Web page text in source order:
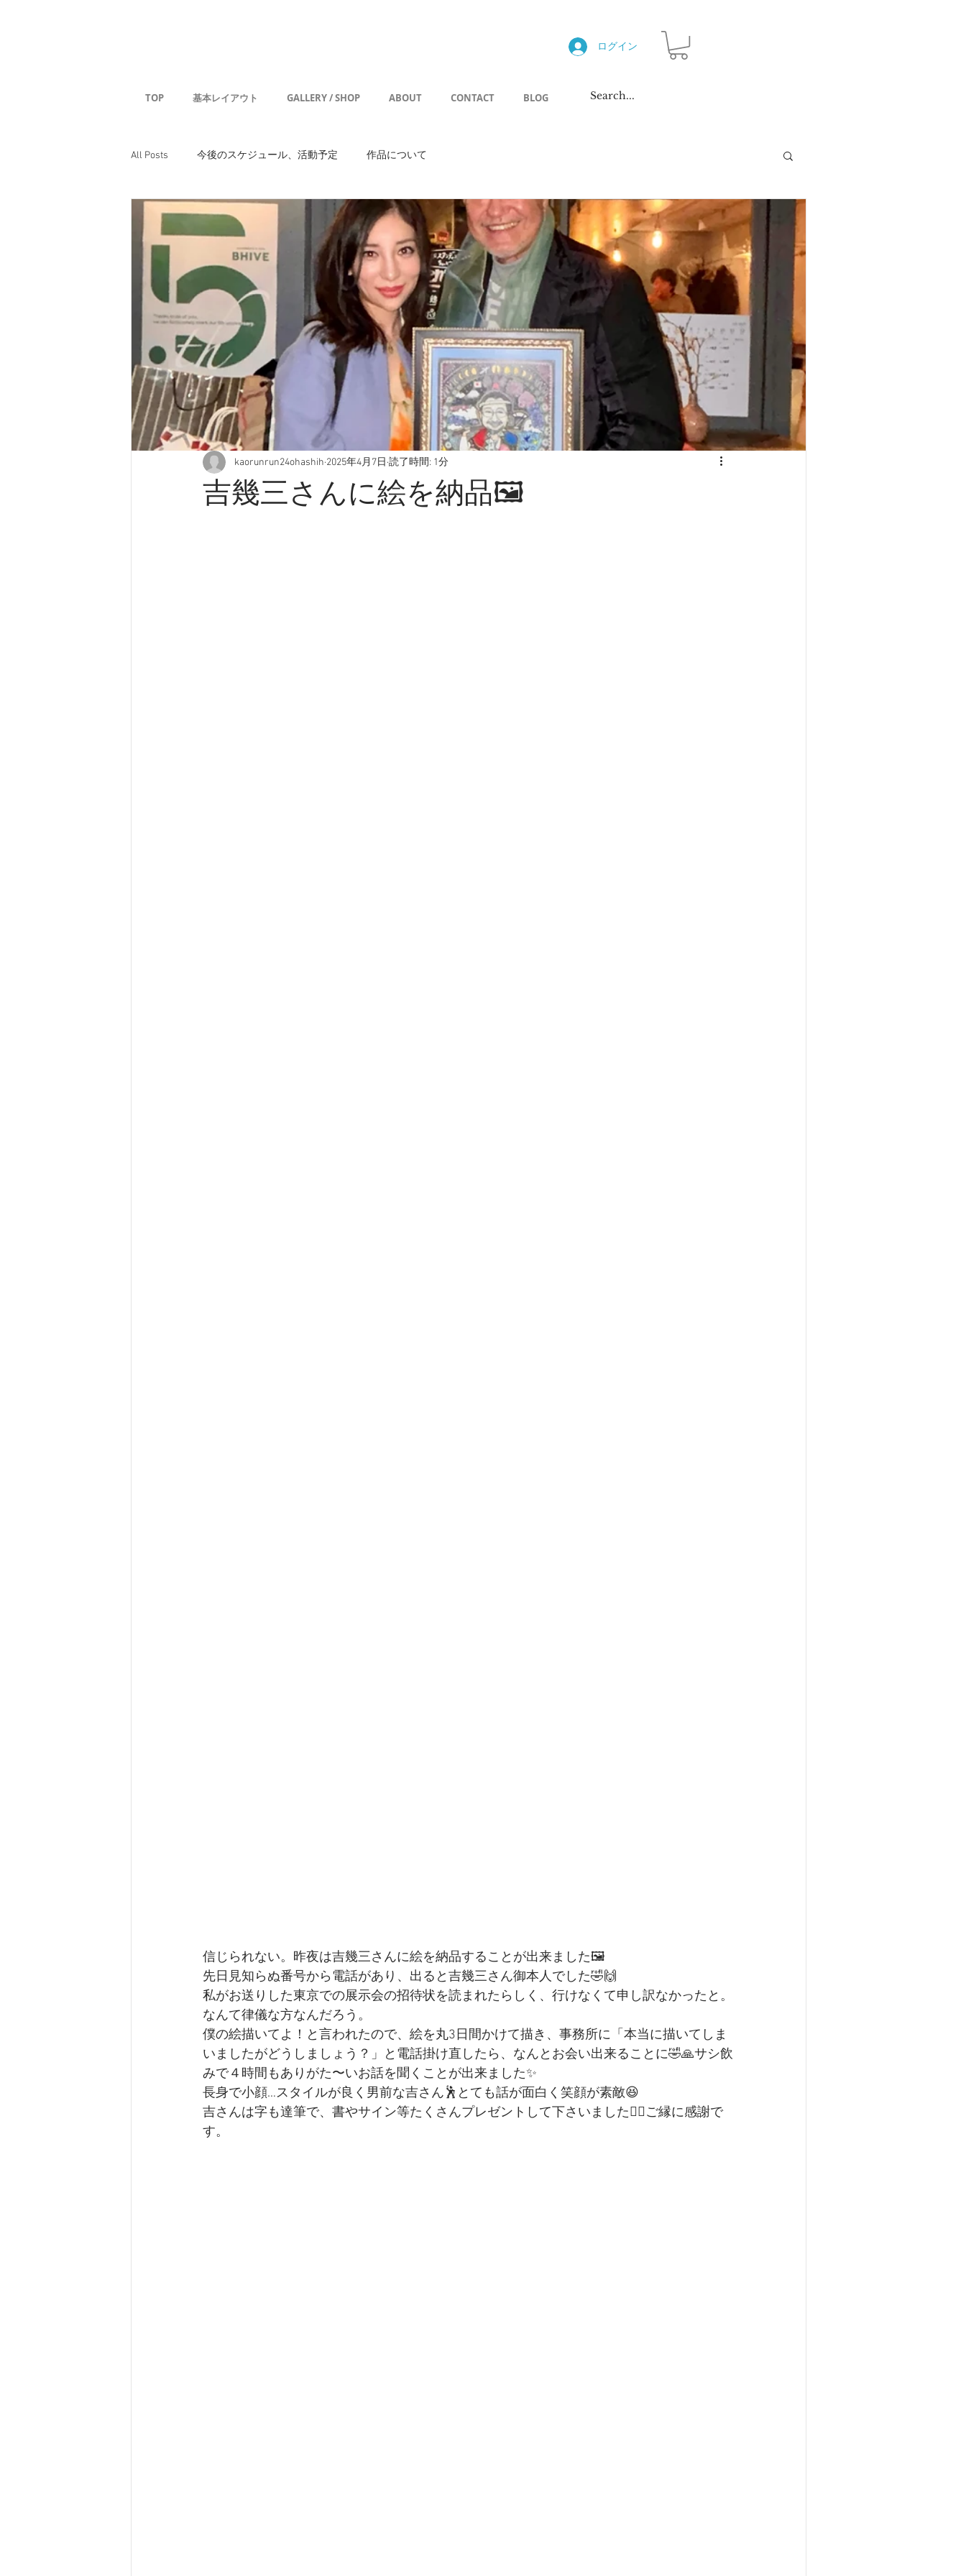
ログイン
TOP 基本レイアウト GALLERY / SHOP ABOUT CONTACT BLOG
All Posts 今後のスケジュール、活動予定 作品について
吉幾三さんに絵を納品🖼️
kaorunrun24ohashih 2025年4月7日 読了時間: 1分
信じられない。昨夜は吉幾三さんに絵を納品することが出来ました🖼️
先日見知らぬ番号から電話があり、出ると吉幾三さん御本人でした🤣🙌
私がお送りした東京での展示会の招待状を読まれたらしく、行けなくて申し訳なかったと。
なんて律儀な方なんだろう。
僕の絵描いてよ！と言われたので、絵を丸3日間かけて描き、事務所に「本当に描いてしま
いましたがどうしましょう？」と電話掛け直したら、なんとお会い出来ることに🤣🙏サシ飲
みで４時間もありがた〜いお話を聞くことが出来ました✨
長身で小顔…スタイルが良く男前な吉さん🕺とても話が面白く笑顔が素敵😆
吉さんは字も達筆で、書やサイン等たくさんプレゼントして下さいました🙇‍♀️ご縁に感謝で
す。